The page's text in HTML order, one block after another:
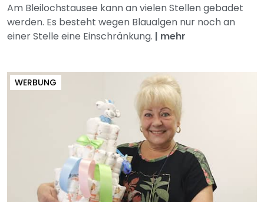
Am Bleilochstausee kann an vielen Stellen gebadet
werden. Es besteht wegen Blaualgen nur noch an
einer Stelle eine Einschränkung. | mehr
WERBUNG